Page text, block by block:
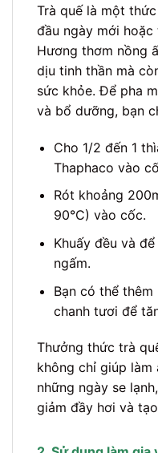
Trà quế là một
đầu ngày mới
Hương thơm nồng
dịu tinh thần mà
sức khỏe. Để pha
và bổ dưỡng, bạn
Cho 1/2 đến 1
Thaphaco vào
Rót khoảng
90°C) vào cốc.
Khuấy đều và
ngấm.
Bạn có thể
chanh tươi để
Thưởng thức trà
không chỉ giúp
những ngày se
giảm đầy hơi và